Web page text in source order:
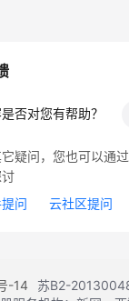
否对您有帮助？
疑问，您也可以通
问
云社区提问
-14 苏B2-